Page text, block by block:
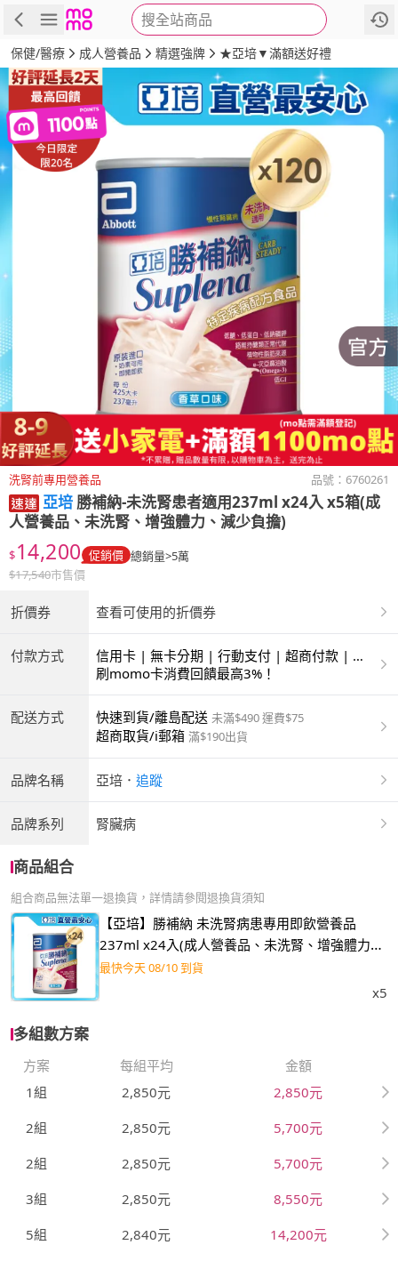
搜全站商品
商品 評價 詳情
保健/醫療 成人營養品 精選強牌 ★亞培▼滿額送好禮
洗腎前專用營養品 品號： 6760261
亞培 勝補納-未洗腎患者適用237ml x24入 x5箱(成
人營養品、未洗腎、增強體力、減少負擔)
$14,200 促銷價 總銷量>5萬
$17,540市售價
折價券 查看可使用的折價券
付款方式
信用卡 | 無卡分期 | 行動支付 | 超商付款 | 銀
聯卡
刷momo卡消費回饋最高3%！
配送方式 快速到貨/離島配送 未滿$490 運費$75
超商取貨/i郵箱 滿$190出貨
品牌名稱 亞培 ． 追蹤
品牌系列 腎臟病
商品組合
組合商品無法單一退換貨，詳情請參閱退換貨須知
【亞培】勝補納 未洗腎病患專用即飲營養品
237ml x24入(成人營養品、未洗腎、增強體力、
減少負擔)
最快今天 08/10 到貨
x5
多組數方案
方案 每組平均
金額
1組
2,850元
2,850元
2組
2,850元
5,700元
2組
2,850元
5,700元
3組
2,850元
8,550元
5組
2,840元 14,200元